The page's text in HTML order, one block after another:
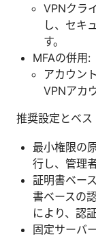
VPNクラ
し、セキ
す。
MFAの併用:
アカウン
VPNアカ
推奨設定とベス
最小権限の
行し、管理
証明書ベー
書ベースの
により、認
固定サーバ